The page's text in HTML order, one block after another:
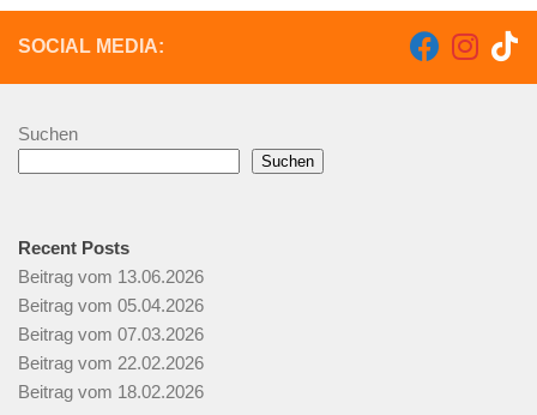
SOCIAL MEDIA:
Suchen
Suchen
Recent Posts
Beitrag vom 13.06.2026
Beitrag vom 05.04.2026
Beitrag vom 07.03.2026
Beitrag vom 22.02.2026
Beitrag vom 18.02.2026